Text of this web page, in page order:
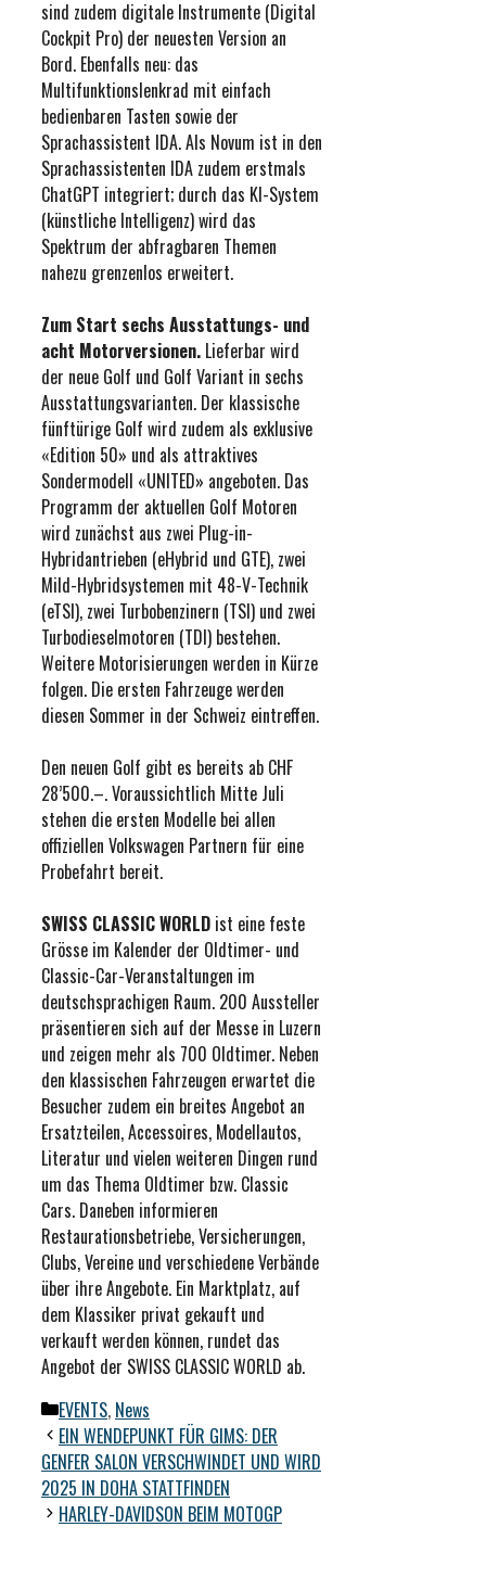
sind zudem digitale Instrumente (Digital
Cockpit Pro) der neuesten Version an
Bord. Ebenfalls neu: das
Multifunktionslenkrad mit einfach
bedienbaren Tasten sowie der
Sprachassistent IDA. Als Novum ist in den
Sprachassistenten IDA zudem erstmals
ChatGPT integriert; durch das KI-System
(künstliche Intelligenz) wird das
Spektrum der abfragbaren Themen
nahezu grenzenlos erweitert.
Zum Start sechs Ausstattungs- und
acht Motorversionen. Lieferbar wird
der neue Golf und Golf Variant in sechs
Ausstattungsvarianten. Der klassische
fünftürige Golf wird zudem als exklusive
«Edition 50» und als attraktives
Sondermodell «UNITED» angeboten. Das
Programm der aktuellen Golf Motoren
wird zunächst aus zwei Plug-in-
Hybridantrieben (eHybrid und GTE), zwei
Mild-Hybridsystemen mit 48-V-Technik
(eTSI), zwei Turbobenzinern (TSI) und zwei
Turbodieselmotoren (TDI) bestehen.
Weitere Motorisierungen werden in Kürze
folgen. Die ersten Fahrzeuge werden
diesen Sommer in der Schweiz eintreffen.
Den neuen Golf gibt es bereits ab CHF
28’500.–. Voraussichtlich Mitte Juli
stehen die ersten Modelle bei allen
offiziellen Volkswagen Partnern für eine
Probefahrt bereit.
SWISS CLASSIC WORLD ist eine feste
Grösse im Kalender der Oldtimer- und
Classic-Car-Veranstaltungen im
deutschsprachigen Raum. 200 Aussteller
präsentieren sich auf der Messe in Luzern
und zeigen mehr als 700 Oldtimer. Neben
den klassischen Fahrzeugen erwartet die
Besucher zudem ein breites Angebot an
Ersatzteilen, Accessoires, Modellautos,
Literatur und vielen weiteren Dingen rund
um das Thema Oldtimer bzw. Classic
Cars. Daneben informieren
Restaurationsbetriebe, Versicherungen,
Clubs, Vereine und verschiedene Verbände
über ihre Angebote. Ein Marktplatz, auf
dem Klassiker privat gekauft und
verkauft werden können, rundet das
Angebot der SWISS CLASSIC WORLD ab.
Kategorien
EVENTS, News
EIN WENDEPUNKT FÜR GIMS: DER
GENFER SALON VERSCHWINDET UND WIRD
2025 IN DOHA STATTFINDEN
HARLEY-DAVIDSON BEIM MOTOGP